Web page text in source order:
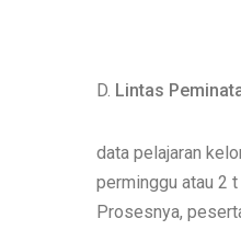
D. Lintas
data pelajaran
perminggu atau 2
Prosesnya,